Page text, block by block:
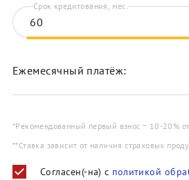
Срок кредитования, мес.
Ежемесячный платёж:
*Рекомендованный первый взнос ~ 10-20%
**Ставка зависит от наличия страховых
Согласен(-на) с политикой